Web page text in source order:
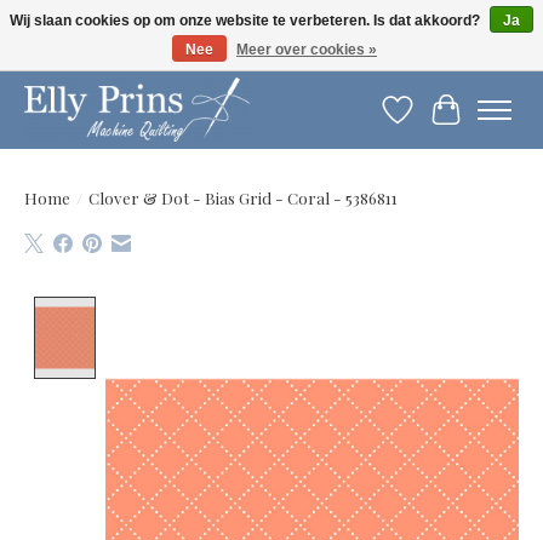
Let op: gewijzigde openingstijden!
Verlanglijst
Home / Clover & Dot - Bias Grid - Coral - 5386811
Wij slaan cookies op om onze website te verbeteren. Is dat akkoord?
Ja
Nee
Meer over cookies »